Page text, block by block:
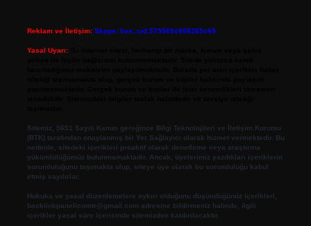
Reklam ve İletişim: Skype: live:.cid.575569c608265c69
Yasal Uyarı:
Sitemiz, 5651 Sayılı Kanun gereğince Bilgi Teknolojileri ve İletişim Kurumu
(BTK) tarafından onaylanmış bir Yer Sağlayıcı olarak hizmet vermektedir. Bu
nedenle, sitedeki içerikleri proaktif olarak denetleme veya araştırma
yükümlülüğümüz bulunmamaktadır. Ancak, üyelerimiz yazdıkları içeriklerin
sorumluluğunu taşımakta olup, siteye üye olarak bu sorumluluğu kabul
etmiş sayılırlar.
Hukuka ve yasal düzenlemelere aykırı olduğunu düşündüğünüz içerikleri,
backlinkpanelicomtr@gmail.com adresine bildirmeniz halinde, ilgili
içerikler yasal süre içerisinde sitemizden kaldırılacaktır.